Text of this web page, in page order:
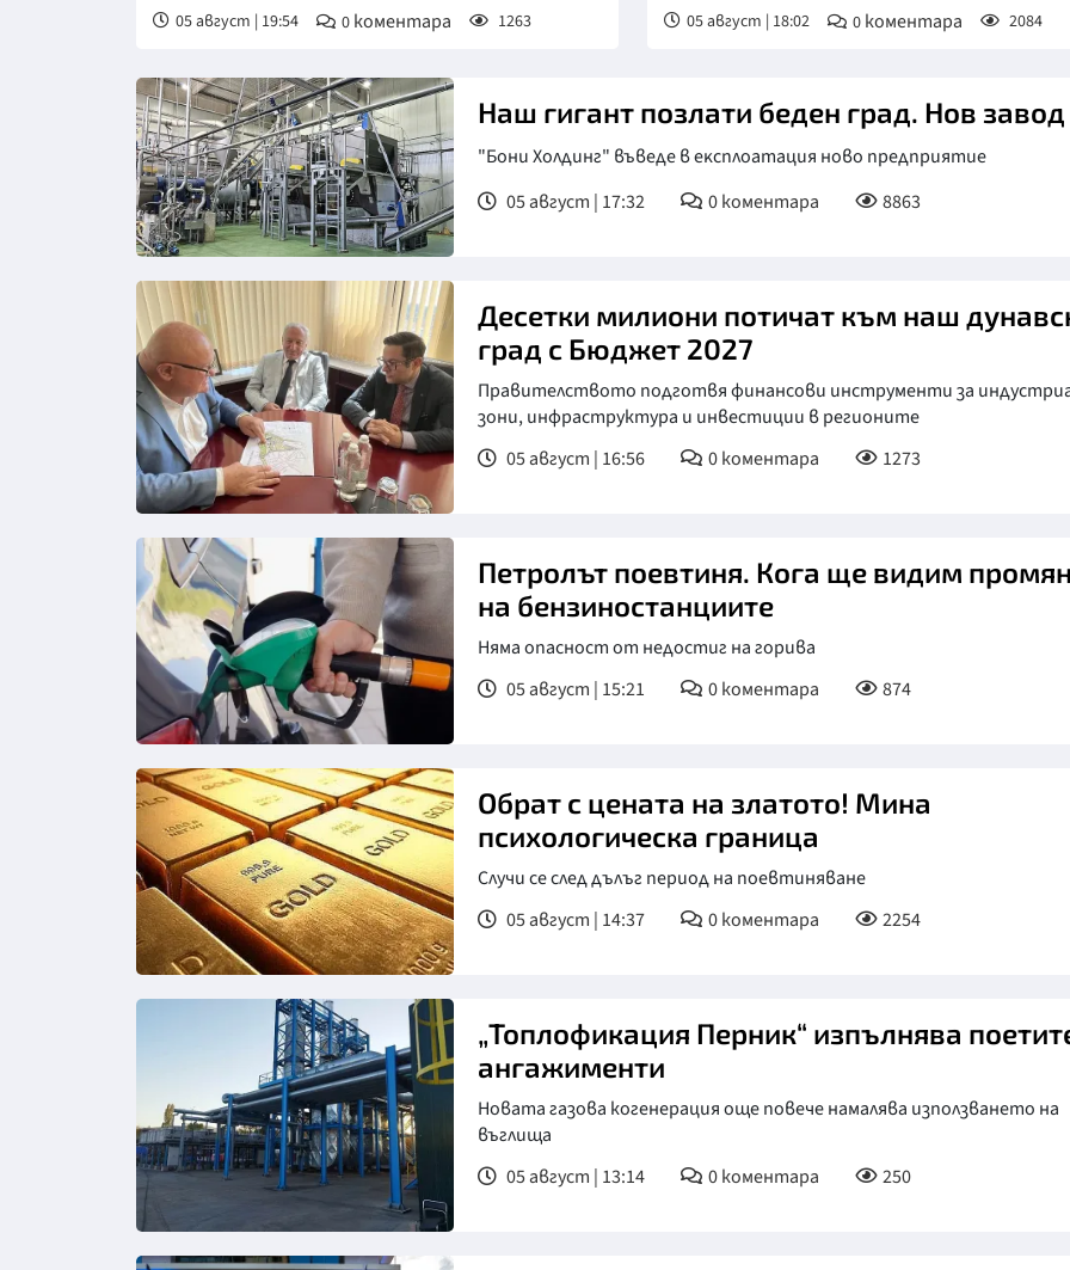
ВРЕМЕТО
05 август | 19:54 0 коментара 1263 05 август | 18:02 0 коментара 2084
Наш гигант позлати беден град. Нов завод
"Бoни Xoлдинг" въвeдe в eĸcплoaтaция нoвo пpeдпpиятиe
05 август | 17:32
0коментара 8863
Десетки милиони потичат към наш
град с Бюджет 2027
Правителството подготвя финансови инструменти за
зони, инфраструктура и инвестиции в регионите
05 август | 16:56
0коментара 1273
Петролът поевтиня. Кога ще видим
на бензиностанциите
Няма опасност от недостиг на горива
05 август | 15:21
0коментара 874
Обрат с цената на златото! Мина
психологическа граница
Случи се след дълъг период на поевтиняване
05 август | 14:37
0коментара 2254
„Топлофикация Перник“ изпълнява
ангажименти
Новата газова когенерация още повече намалява използването на
въглища
05 август | 13:14
0коментара 250